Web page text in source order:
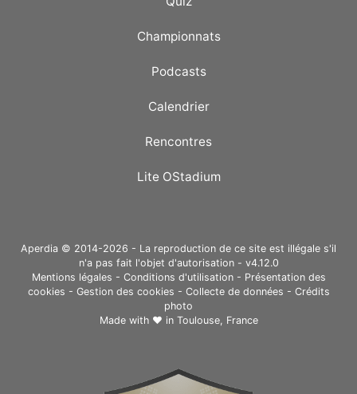
Championnats
Podcasts
Calendrier
Rencontres
Lite OStadium
Aperdia © 2014-2026 - La reproduction de ce site est illégale s'il
n'a pas fait l'objet d'autorisation - v4.12.0
Mentions légales - Conditions d'utilisation- Présentation des
cookies - Gestion des cookies - Collecte de données - Crédits
photo
Made with ❤ in Toulouse, France